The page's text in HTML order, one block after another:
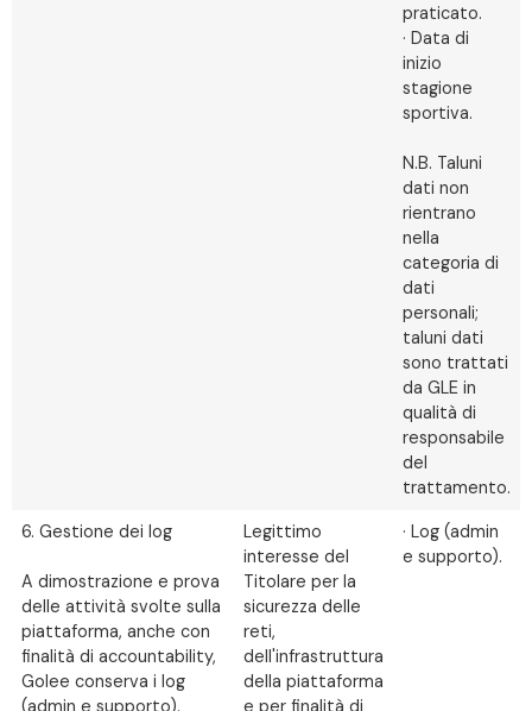
praticato.
· Data di
inizio
stagione
sportiva.
N.B. Taluni
dati non
rientrano
nella
categoria di
dati
personali;
taluni dati
sono trattati
da GLE in
qualità di
responsabile
del
trattamento.
6. Gestione dei log
A dimostrazione e prova
delle attività svolte sulla
piattaforma, anche con
finalità di accountability,
Golee conserva i log
(admin e supporto).
Legittimo
interesse del
Titolare per la
sicurezza delle
reti,
dell'infrastruttura
della piattaforma
e per finalità di
· Log (admin
e supporto).